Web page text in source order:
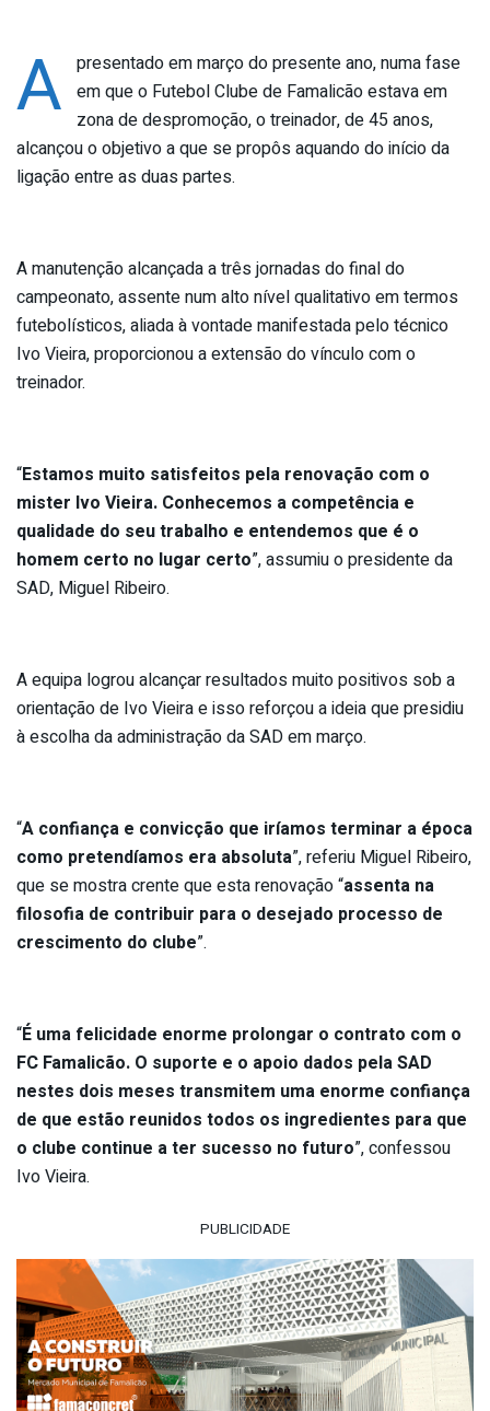
A presentado em março do presente ano, numa fase
em que o Futebol Clube de Famalicão estava em
zona de despromoção, o treinador, de 45 anos,
alcançou o objetivo a que se propôs aquando do início da
ligação entre as duas partes.
A manutenção alcançada a três jornadas do final do
campeonato, assente num alto nível qualitativo em termos
futebolísticos, aliada à vontade manifestada pelo técnico
Ivo Vieira, proporcionou a extensão do vínculo com o
treinador.
“Estamos muito satisfeitos pela renovação com o
mister Ivo Vieira. Conhecemos a competência e
qualidade do seu trabalho e entendemos que é o
homem certo no lugar certo”, assumiu o presidente da
SAD, Miguel Ribeiro.
A equipa logrou alcançar resultados muito positivos sob a
orientação de Ivo Vieira e isso reforçou a ideia que presidiu
à escolha da administração da SAD em março.
“A confiança e convicção que iríamos terminar a época
como pretendíamos era absoluta”, referiu Miguel Ribeiro,
que se mostra crente que esta renovação “assenta na
filosofia de contribuir para o desejado processo de
crescimento do clube”.
“É uma felicidade enorme prolongar o contrato com o
FC Famalicão. O suporte e o apoio dados pela SAD
nestes dois meses transmitem uma enorme confiança
de que estão reunidos todos os ingredientes para que
o clube continue a ter sucesso no futuro”, confessou
Ivo Vieira.
PUBLICIDADE